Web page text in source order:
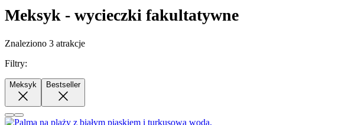
Meksyk - wycieczki fakultatywne
Znaleziono 3 atrakcje
Filtry:
Meksyk Bestseller